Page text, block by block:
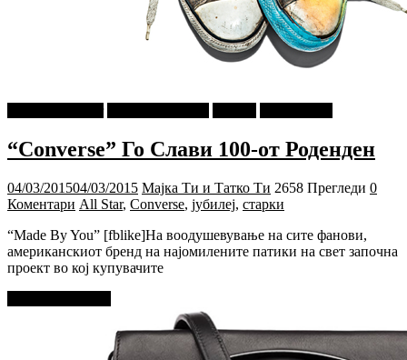
“Converse” Го Слави 100-от Роденден
04/03/201504/03/2015 Мајка Ти и Татко Ти 2658 Прегледи 0
Коментари All Star, Converse, јубилеј, старки
“Made By You” [fblike]На воодушевување на сите фанови,
американскиот бренд на најомилените патики на свет започна
проект во кој купувачите